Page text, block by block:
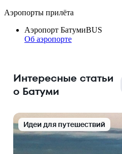
Аэропорты прилёта
Аэропорт БатумиBUS
Об аэропорте
Интересные статьи
о Батуми
Идеи для путешествий